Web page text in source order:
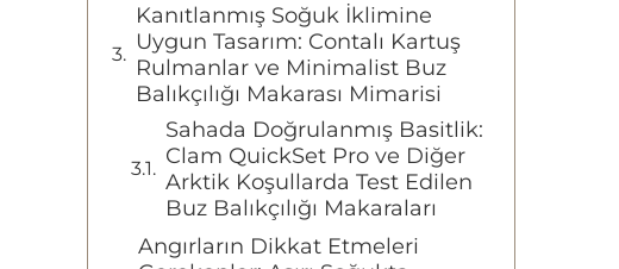
Kanıtlanmış Soğuk İklimine
Uygun Tasarım: Contalı Kartuş
Rulmanlar ve Minimalist Buz
Balıkçılığı Makarası Mimarisi
Sahada Doğrulanmış Basitlik:
Clam QuickSet Pro ve Diğer
Arktik Koşullarda Test Edilen
Buz Balıkçılığı Makaraları
Angırların Dikkat Etmeleri